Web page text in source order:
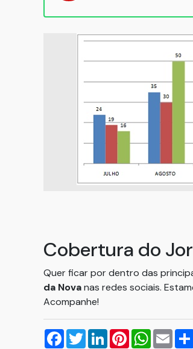
Cobertura do
Quer ficar por dentro das
da Novanas redes sociais.
Acompanhe!
Facebook
TwitterLinkedInPinterest